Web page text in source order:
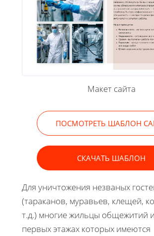
Макет сайта
ПОСМОТРЕТЬ ШАБЛОН
СКАЧАТЬ ШАБЛОН
Для уничтожения незваных
(тараканов, муравьев, клещей,
т.д.) многие жильцы общежитий
первых этажах которых имеются